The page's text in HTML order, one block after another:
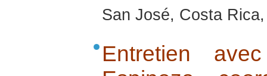
San José, Costa
Entretien